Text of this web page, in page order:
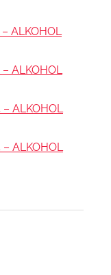
ALKOHOL
ALKOHOL
ALKOHOL
ALKOHOL